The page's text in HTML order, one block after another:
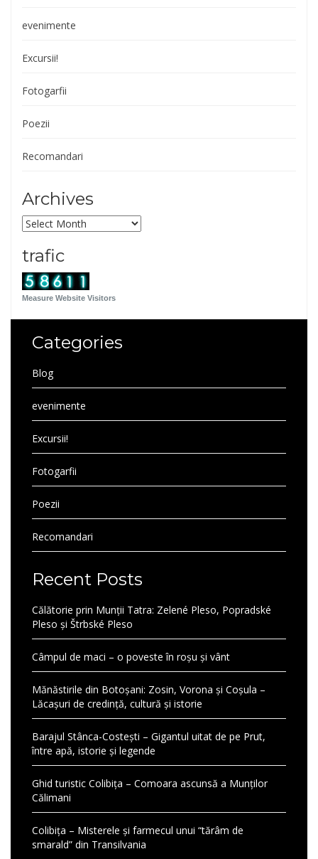
evenimente
Excursii!
Fotogarfii
Poezii
Recomandari
Archives
Archives
trafic
Measure Website Visitors
Categories
Blog
evenimente
Excursii!
Fotogarfii
Poezii
Recomandari
Recent Posts
Călătorie prin Munții Tatra: Zelené Pleso, Popradské
Pleso și Štrbské Pleso
Câmpul de maci – o poveste în roșu și vânt
Mănăstirile din Botoșani: Zosin, Vorona și Coșula –
Lăcașuri de credință, cultură și istorie
Barajul Stânca-Costești – Gigantul uitat de pe Prut,
între apă, istorie și legende
Ghid turistic Colibița – Comoara ascunsă a Munților
Călimani
Colibița – Misterele și farmecul unui “tărâm de
smarald” din Transilvania